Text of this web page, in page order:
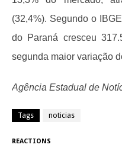
(32,4%). Segundo o
do Paraná cresceu
segunda maior variação
Agência Estadual de
Tags noticias
REACTIONS